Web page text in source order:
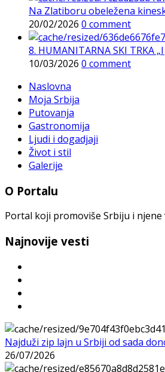
Na Zlatiboru obeležena
20/02/2026 0 comment
8. HUMANITARNA SKI TRKA „I
10/03/2026 0 comment
Naslovna
Moja Srbija
Putovanja
Gastronomija
Ljudi i dogadjaji
Život i stil
Galerije
O Portalu
Portal koji promoviše Srbiju i
Najnovije vesti
Najduži zip lajn u Srbiji od sada
26/07/2026